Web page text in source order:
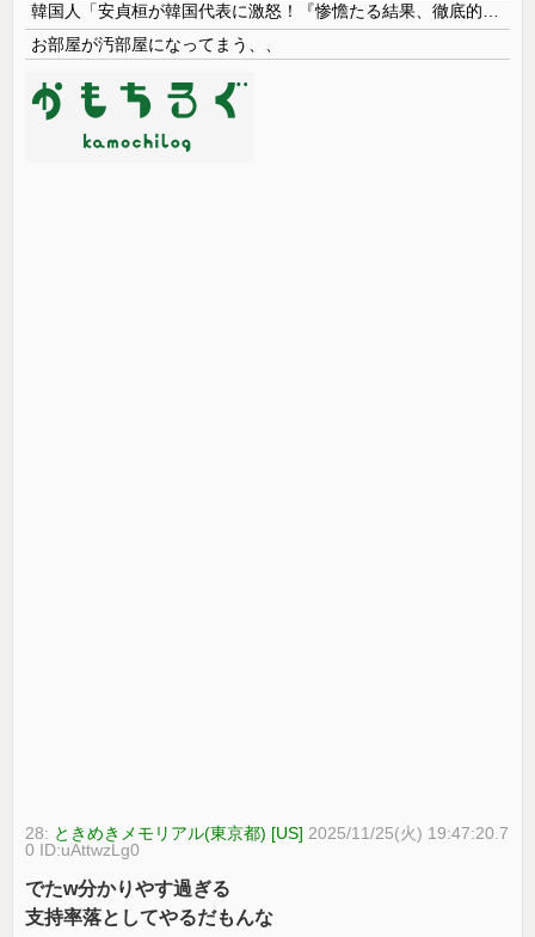
お部屋が汚部屋になってまう、、
28: ときめきメモリアル(東京都) [US] 2025/11/25(火) 19:47:20.7
0 ID:uAttwzLg0
でたw分かりやす過ぎる
支持率落としてやるだもんな